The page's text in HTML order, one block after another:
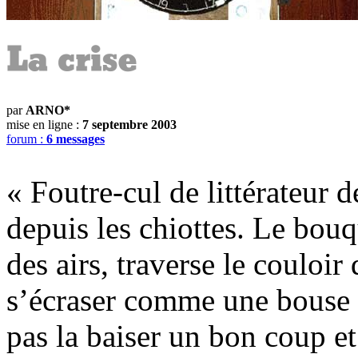
par ARNO*
mise en ligne : 7 septembre 2003
forum : 6 messages
« Foutre-cul de littérateur
depuis les chiottes. Le
des airs, traverse le
s’écraser comme une
pas la baiser un bon coup